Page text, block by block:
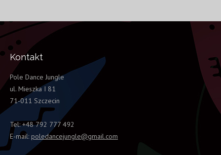
Kontakt
Pole Dance Jungle
ul. Mieszka I 81
71-011 Szczecin
Tel: +48 792 777 492
E-mail: poledancejungle@gmail.com